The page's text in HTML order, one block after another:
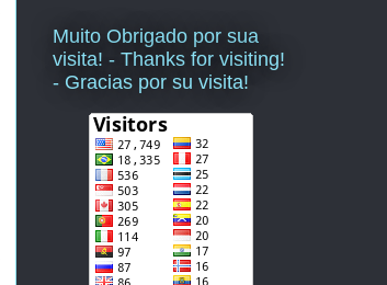
Muito Obrigado por sua
visita! - Thanks for visiting!
- Gracias por su visita!